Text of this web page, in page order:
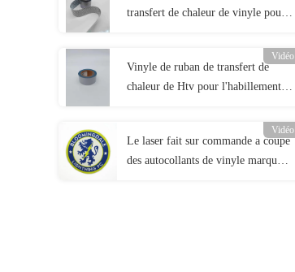
transfert de chaleur de vinyle pour
Vidéo
Vinyle de ruban de transfert de
chaleur de Htv pour l'habillement
Vidéo
Le laser fait sur commande a coupé
des autocollants de vinyle marque